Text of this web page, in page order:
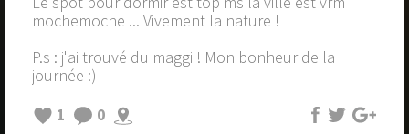
mochemoche ... Vivement la nature !
P.s : j'ai trouvé du maggi ! Mon bonheur de la
journée :)
1
0